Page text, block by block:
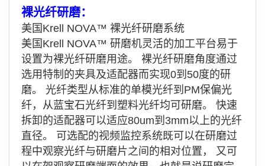
裸光纤研磨：
美国 Krell NOVA™ 裸光纤研磨系统
美国 Krell NOVA™ 研磨机灵活的加工平台易于
设置为裸光纤研磨用途。 裸光纤研磨角度通过
选用特制的夹具及适配器而实现0到50度的研
磨。 光纤类型从标准的单模光纤到PM保偏光
纤，从蓝宝石光纤到塑料光纤均可研磨。 快速
拆卸的适配器可以适应80um到3mm以上的光纤
直径。 可选配的视频监控系统既可以在研磨过
程中观察光纤与研磨片之间的相对位置， 又可